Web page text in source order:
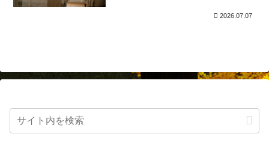
2026.07.07